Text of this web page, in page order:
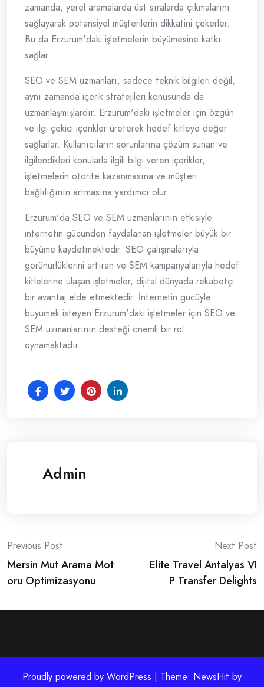
zamanda, yerel aramalarda üst sıralarda çıkmalarını
sağlayarak potansiyel müşterilerin dikkatini çekerler.
Bu da Erzurum'daki işletmelerin büyümesine katkı
sağlar.
SEO ve SEM uzmanları, sadece teknik bilgileri değil,
aynı zamanda içerik stratejileri konusunda da
uzmanlaşmışlardır. Erzurum'daki işletmeler için özgün
ve ilgi çekici içerikler üreterek hedef kitleye değer
sağlarlar. Kullanıcıların sorunlarına çözüm sunan ve
ilgilendikleri konularla ilgili bilgi veren içerikler,
işletmelerin otorite kazanmasına ve müşteri
bağlılığının artmasına yardımcı olur.
Erzurum'da SEO ve SEM uzmanlarının etkisiyle
internetin gücünden faydalanan işletmeler büyük bir
büyüme kaydetmektedir. SEO çalışmalarıyla
görünürlüklerini artıran ve SEM kampanyalarıyla hedef
kitlelerine ulaşan işletmeler, dijital dünyada rekabetçi
bir avantaj elde etmektedir. İnternetin gücüyle
büyümek isteyen Erzurum'daki işletmeler için SEO ve
SEM uzmanlarının desteği önemli bir rol
oynamaktadır.
Admin
Post
navigation
Previous Post
Mersin Mut Arama Mot
oru Optimizasyonu
Next Post
Elite Travel Antalyas VI
P Transfer Delights
Proudly powered by WordPress | Theme: NewsHit by